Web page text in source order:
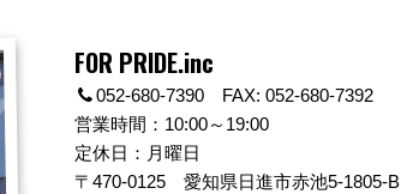
FOR PRIDE.inc
052-680-7390 FAX: 052-680-7392
営業時間：10:00～19:00
定休日：月曜日
〒470-0125 愛知県日進市赤池5-1805-B